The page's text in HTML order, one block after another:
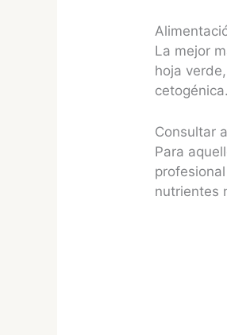
La mejor
hoja
cetogénica.
Consultar
Para
nutrientes